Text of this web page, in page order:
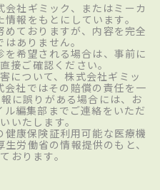
社ギミック、またはミーカ
報をもとにしています。
ておりますが、内容を完全
ありません。
希望される場合は、事前に
接ご確認ください。
について、株式会社ギミッ
社ではその賠償の責任を一
に誤りがある場合には、お
編集部までご連絡をいただ
いたします。
康保険証利用可能な医療機
労働省の情報提供のもと、
おります。